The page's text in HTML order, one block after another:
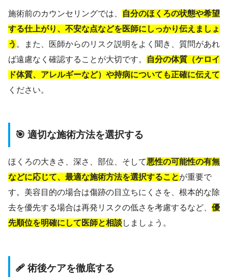
施術前のカウンセリングでは、
自分のほくろの状態や希望
する仕上がり、不安な点などを医師にしっかり伝えましょ
う 。また、医師からのリスク説明をよく聞き、質問があれ
ば遠慮なく確認することが大切です。
自分の体質（ケロイ
ド体質、アレルギーなど）や持病についても正確に伝えて
ください。
🎯 適切な施術方法を選択する
ほくろの大きさ、深さ、部位、そして悪性の可能性の有無
などに応じて、最適な施術方法を選択することが重要で
す。美容目的の場合は傷跡の目立ちにくさを、根本的な除
去を優先する場合は再発リスクの低さを考慮するなど、 優
先順位を明確にして医師と相談しましょう。
🩹 術後ケアを徹底する